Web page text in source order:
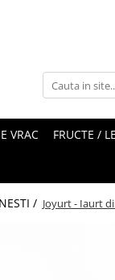
VRAC FRUCTE /
/ Joyurt - Iaurt